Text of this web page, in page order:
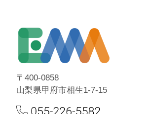
〒400-0858
山梨県甲府市相生1-7-15